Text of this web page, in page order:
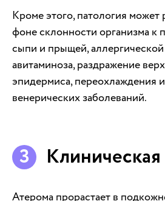
Кроме этого, патология может
фоне склонности организма к
сыпи и прыщей,
авитаминоза, раздражение
эпидермиса, переохлаждения
венерических заболеваний.
Клиническая
Атерома прорастает в